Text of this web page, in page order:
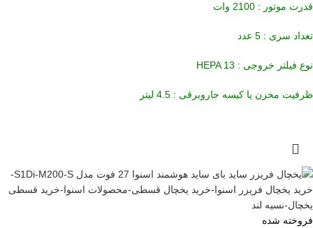
قدرت موتور : 2100 وات
تعداد سری : 5 عدد
نوع فیلتر خروجی : HEPA 13
ظرفیت مخزن یا کیسه جاروبرقی : 4.5 لیتر
فروخته شده